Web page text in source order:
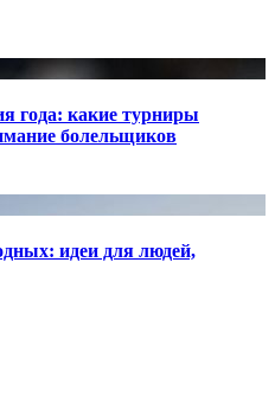
года: какие турниры
болельщиков
идеи для людей,